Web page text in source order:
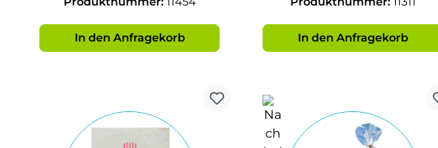
In den Anfragekorb In den Anfragekorb